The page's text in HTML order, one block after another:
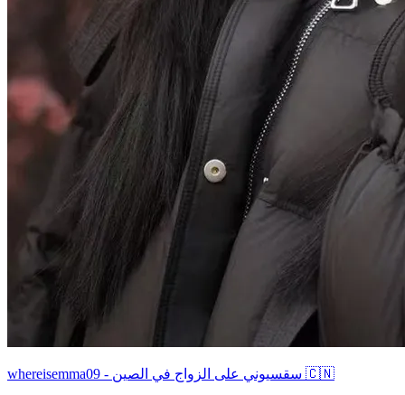
whereisemma09 - سقسيوني على الزواج في الصين 🇨🇳